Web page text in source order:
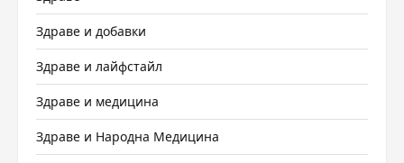
Здраве и добавки
Здраве и лайфстайл
Здраве и медицина
Здраве и Народна Медицина